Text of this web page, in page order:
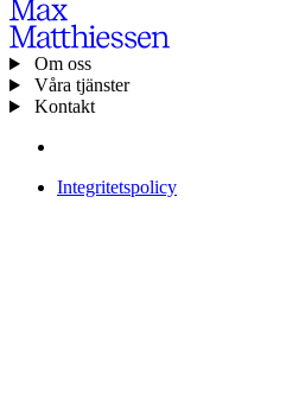
Om oss
Våra tjänster
Kontakt
Integritetspolicy